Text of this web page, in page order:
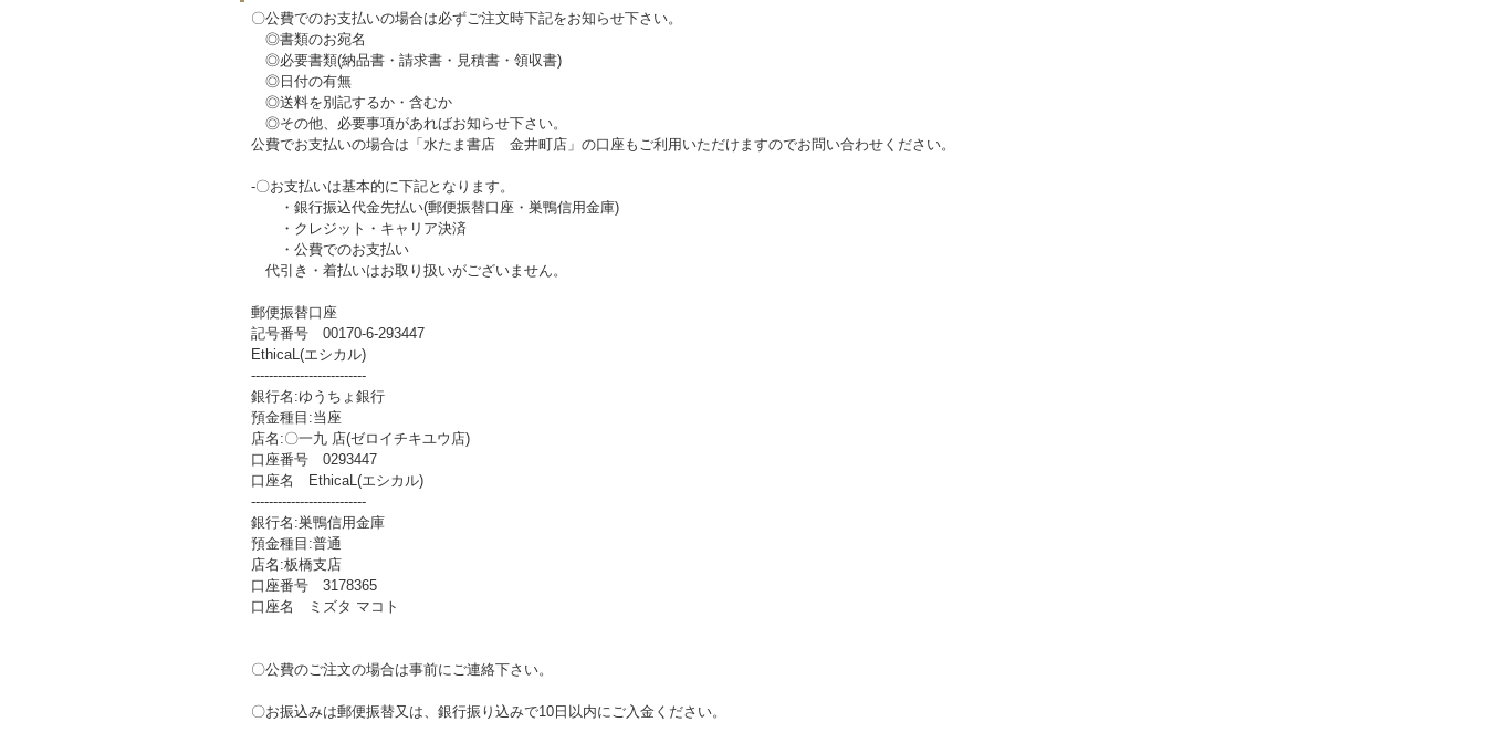
〇公費でのお支払いの場合は必ずご注文時下記をお知らせ下さい。
◎書類のお宛名
◎必要書類(納品書・請求書・見積書・領収書)
◎日付の有無
◎送料を別記するか・含むか
◎その他、必要事項があればお知らせ下さい。
公費でお支払いの場合は「水たま書店 金井町店」の口座もご利用いただけますのでお問い合わせください。
-〇お支払いは基本的に下記となります。
・銀行振込代金先払い(郵便振替口座・巣鴨信用金庫)
・クレジット・キャリア決済
・公費でのお支払い
代引き・着払いはお取り扱いがございません。
郵便振替口座
記号番号 00170-6-293447
EthicaL(エシカル)
--------------------------
銀行名:ゆうちょ銀行
預金種目:当座
店名:〇一九 店(ゼロイチキユウ店)
口座番号 0293447
口座名 EthicaL(エシカル)
--------------------------
銀行名:巣鴨信用金庫
預金種目:普通
店名:板橋支店
口座番号 3178365
口座名 ミズタ マコト
〇公費のご注文の場合は事前にご連絡下さい。
〇お振込みは郵便振替又は、銀行振り込みで10日以内にご入金ください。